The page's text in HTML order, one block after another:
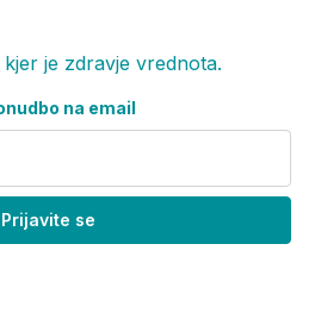
askorbinska kislina (vitamin C)
izvleoek kurkume 31,0 g,
Roscoe) 11,2 g,
124,1 g.
je zdravje vrednota.
na email
Prijavite se